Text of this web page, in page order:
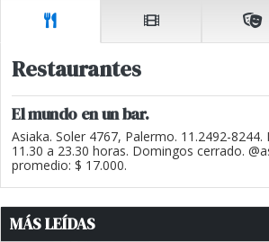
Restaurantes
El mundo en un bar.
Asiaka. Soler 4767, Palermo. 11.2492-
11.30 a 23.30 horas. Domingos cerrado.
promedio: $ 17.000.
MÁS LEÍDAS